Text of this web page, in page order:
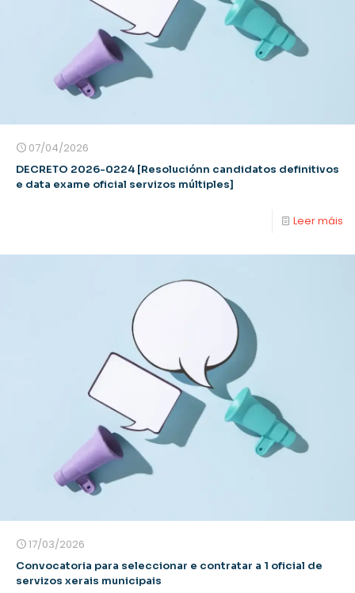
07/04/2026
DECRETO 2026-0224 [Resoluciónn candidatos definitivos
e data exame oficial servizos múltiples]
Leer máis
17/03/2026
Convocatoria para seleccionar e contratar a 1 oficial de
servizos xerais municipais